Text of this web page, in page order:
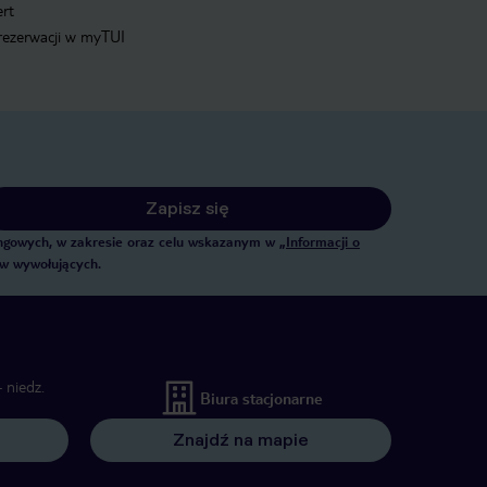
w myTUI
Zapisz się
w zakresie oraz celu wskazanym w „Informacji o
wywołujących.
Biura stacjonarne
Znajdź na mapie